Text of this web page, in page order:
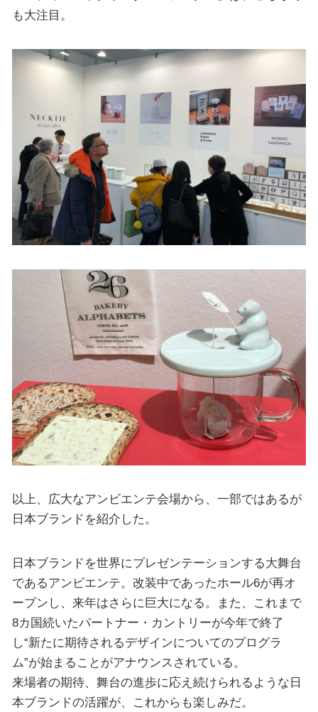
も大注目。
以上、広大なアンビエンテ会場から、一部ではあるが
日本ブランドを紹介した。
日本ブランドを世界にプレゼンテーションする大舞台
であるアンビエンテ。改装中であったホール6が再オ
ープンし、来年はさらに巨大になる。また、これまで
8カ国続いたパートナー・カントリーが今年で終了
し“新たに期待されるデザインについてのプログラ
ム”が始まることがアナウンスされている。
来場者の期待、舞台の進歩に応え続けられるような日
本ブランドの活躍が、これからも楽しみだ。